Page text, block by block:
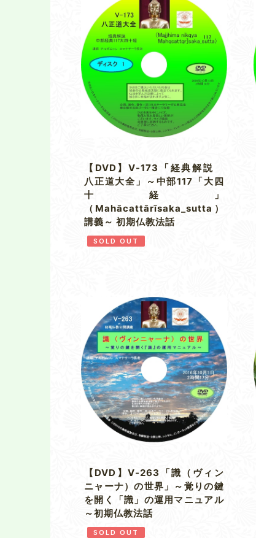
【DVD】V-173「経典解説
八正道大全」～中部117「大四
十経」
（Mahācattārīsaka_sutta）
講義～ 初期仏教法話
SOLD OUT
【DVD】V-263「識（ヴィン
ニャーナ）の世界」～覚りの鍵
を開く「識」の運用マニュアル
～初期仏教法話
SOLD OUT